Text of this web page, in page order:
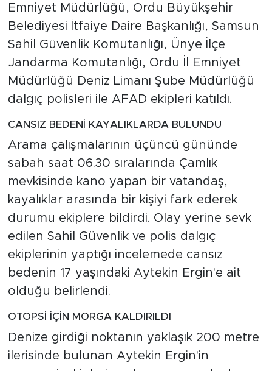
Emniyet Müdürlüğü, Ordu Büyükşehir
Belediyesi İtfaiye Daire Başkanlığı, Samsun
Sahil Güvenlik Komutanlığı, Ünye İlçe
Jandarma Komutanlığı, Ordu İl Emniyet
Müdürlüğü Deniz Limanı Şube Müdürlüğü
dalgıç polisleri ile AFAD ekipleri katıldı.
CANSIZ BEDENİ KAYALIKLARDA BULUNDU
Arama çalışmalarının üçüncü gününde
sabah saat 06.30 sıralarında Çamlık
mevkisinde kano yapan bir vatandaş,
kayalıklar arasında bir kişiyi fark ederek
durumu ekiplere bildirdi. Olay yerine sevk
edilen Sahil Güvenlik ve polis dalgıç
ekiplerinin yaptığı incelemede cansız
bedenin 17 yaşındaki Aytekin Ergin'e ait
olduğu belirlendi.
OTOPSİ İÇİN MORGA KALDIRILDI
Denize girdiği noktanın yaklaşık 200 metre
ilerisinde bulunan Aytekin Ergin'in